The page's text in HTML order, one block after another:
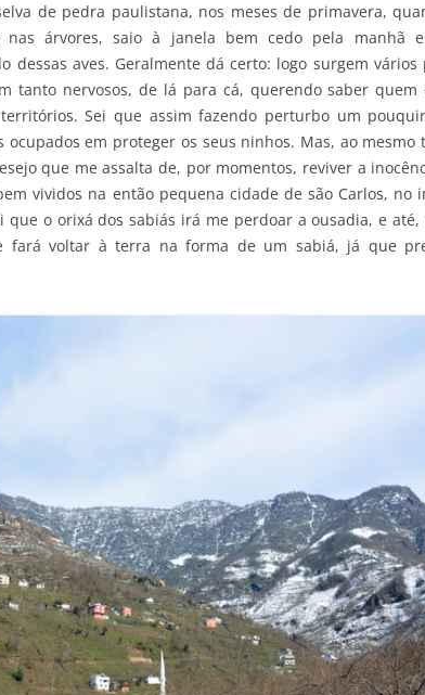
de pedra paulistana, nos meses de primavera,
nas árvores, saio à janela bem cedo pela manhã
dessas aves. Geralmente dá certo: logo surgem vários
tanto nervosos, de lá para cá, querendo saber quem
Sei que assim fazendo perturbo um
ocupados em proteger os seus ninhos. Mas, ao mesmo
que me assalta de, por momentos, reviver a
vividos na então pequena cidade de são Carlos, no
que o orixá dos sabiás irá me perdoar a ousadia, e até,
fará voltar à terra na forma de um sabiá, já que